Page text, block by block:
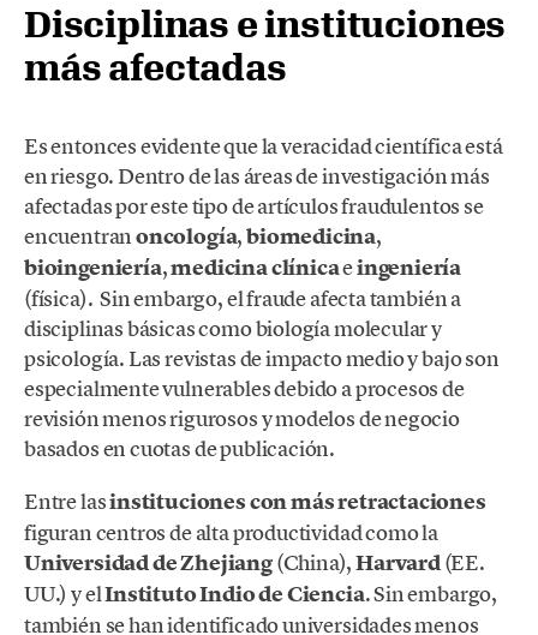
Disciplinas e instituciones
más afectadas
Es entonces evidente que la veracidad científica está
en riesgo. Dentro de las áreas de investigación más
afectadas por este tipo de artículos fraudulentos se
encuentranoncología,biomedicina,
bioingeniería,medicina clínicaeingeniería
(física). Sin embargo, el fraude afecta también a
disciplinas básicas como biología molecular y
psicología. Las revistas de impacto medio y bajo son
especialmente vulnerables debido a procesos de
revisión menos rigurosos y modelos de negocio
basados en cuotas de publicación.
Entre lasinstituciones con más retractaciones
figuran centros de alta productividad como la
Universidad de Zhejiang(China),Harvard(EE.
UU.) y elInstituto Indio de Ciencia. Sin embargo,
también se han identificado universidades menos